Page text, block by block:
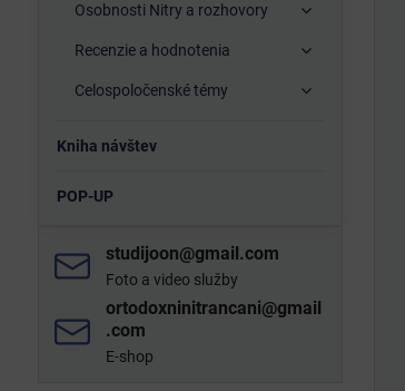
Osobnosti Nitry a rozhovory
Recenzie a hodnotenia
Celospoločenské témy
Kniha návštev
POP-UP
studijoon​@gmail​.com
Foto a video služby
ortodoxninitrancani​@gmail​
.com
E-shop